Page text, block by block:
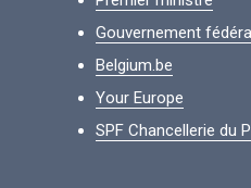
Gouvernement
Belgium.be
Your Europe
SPF Chancellerie du